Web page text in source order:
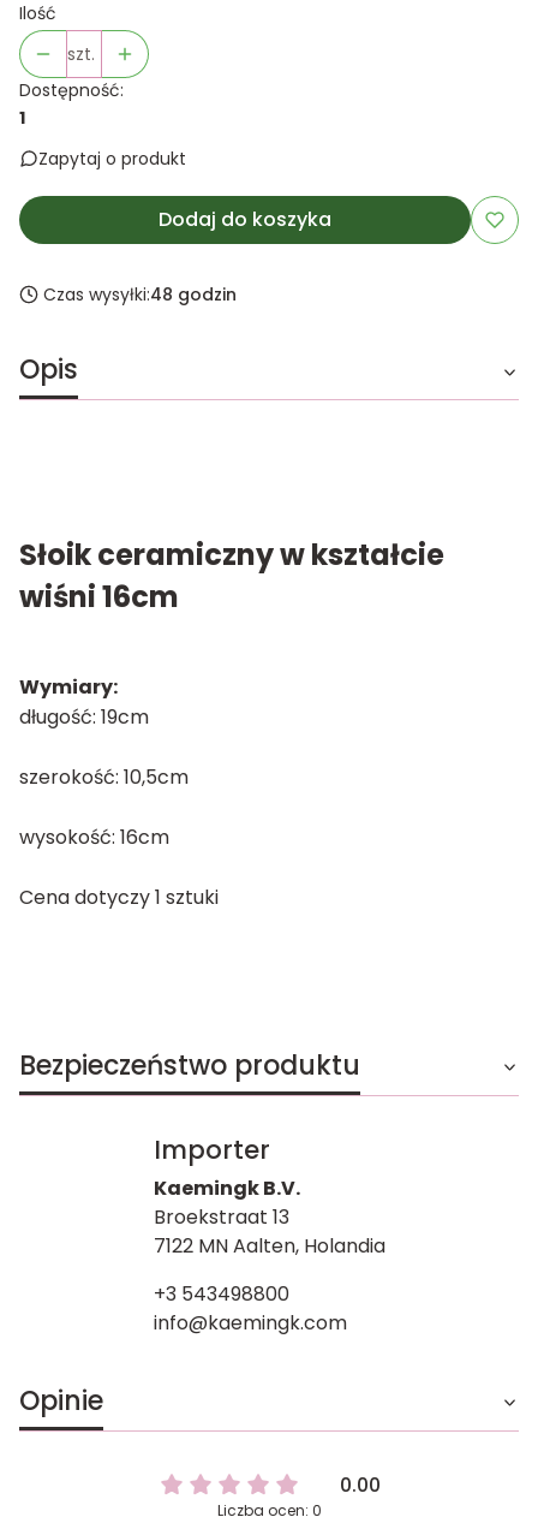
Ilość
szt.
Dostępność:
1
Zapytaj o produkt
Dodaj do koszyka
Czas wysyłki:48 godzin
Opis
Słoik ceramiczny w kształcie
wiśni 16cm
Wymiary:
długość: 19cm
szerokość: 10,5cm
wysokość: 16cm
Cena dotyczy 1 sztuki
Bezpieczeństwo produktu
Importer
Kaemingk B.V.
Broekstraat 13
7122 MN Aalten, Holandia
+3 543498800
info@kaemingk.com
Opinie
0.00
Liczba ocen: 0